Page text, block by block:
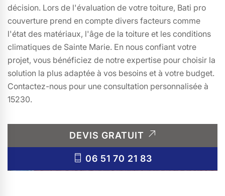
décision. Lors de l'évaluation de votre toiture, Bati pro
couverture prend en compte divers facteurs comme
l'état des matériaux, l'âge de la toiture et les conditions
climatiques de Sainte Marie. En nous confiant votre
projet, vous bénéficiez de notre expertise pour choisir la
solution la plus adaptée à vos besoins et à votre budget.
Contactez-nous pour une consultation personnalisée à
15230.
DEVIS GRATUIT
06 51 70 21 83